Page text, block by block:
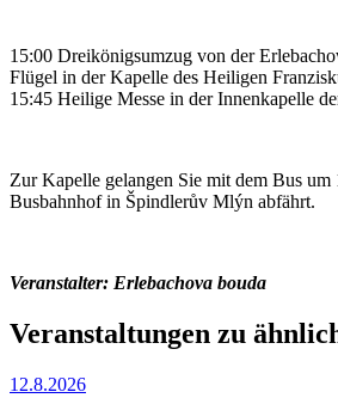
15:00 Dreikönigsumzug von der
Flügel in der Kapelle des Heiligen
15:45 Heilige Messe in der Innenkapelle
Zur Kapelle gelangen Sie mit dem Bus
Busbahnhof in Špindlerův Mlýn abfährt.
Veranstalter: Erlebachova bouda
Veranstaltungen zu
12.8.2026